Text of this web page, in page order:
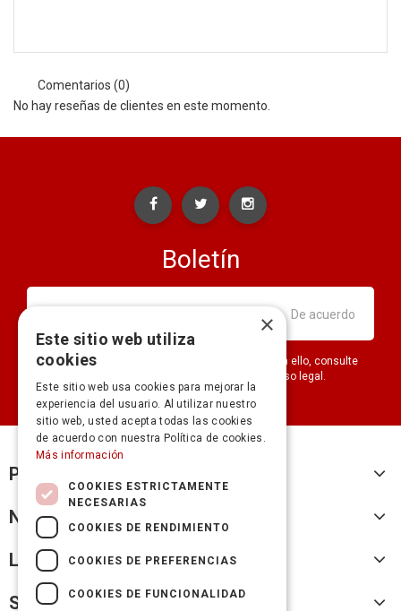
Comentarios (0)
No hay reseñas de clientes en este momento.
Boletín
Puede darse de baja en cualquier momento. Para ello, consulte
nuestra información de contacto en el aviso legal.
Productos
Nuestra empresa
Legal
Su cuenta
×
Este sitio web utiliza
cookies
Este sitio web usa cookies para mejorar la
experiencia del usuario. Al utilizar nuestro
sitio web, usted acepta todas las cookies
de acuerdo con nuestra Política de cookies.
Más información
COOKIES ESTRICTAMENTE
NECESARIAS
COOKIES DE RENDIMIENTO
COOKIES DE PREFERENCIAS
COOKIES DE FUNCIONALIDAD